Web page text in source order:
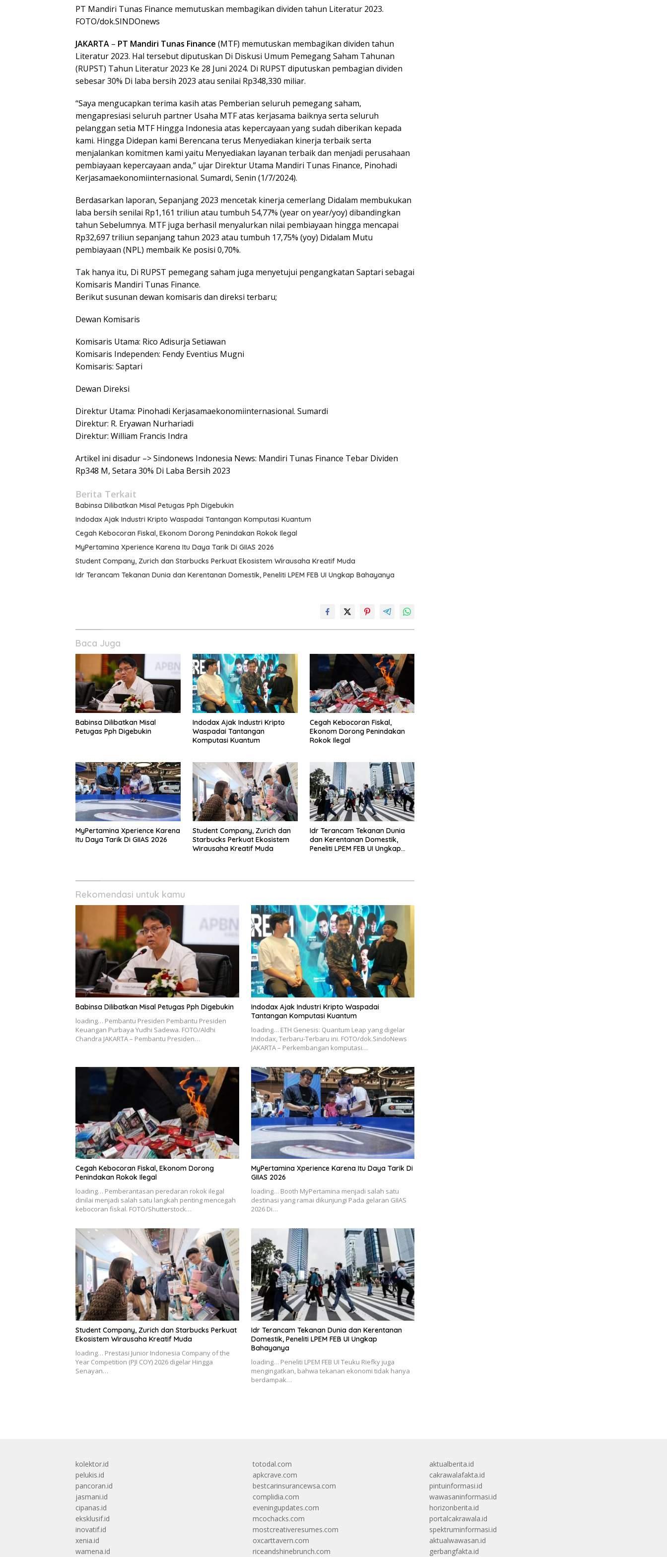
PT Mandiri Tunas Finance memutuskan membagikan dividen tahun Literatur 2023.
FOTO/dok.SINDOnews
JAKARTA – PT Mandiri Tunas Finance (MTF) memutuskan membagikan dividen tahun
Literatur 2023. Hal tersebut diputuskan Di Diskusi Umum Pemegang Saham Tahunan
(RUPST) Tahun Literatur 2023 Ke 28 Juni 2024. Di RUPST diputuskan pembagian dividen
sebesar 30% Di laba bersih 2023 atau senilai Rp348,330 miliar.
“Saya mengucapkan terima kasih atas Pemberian seluruh pemegang saham,
mengapresiasi seluruh partner Usaha MTF atas kerjasama baiknya serta seluruh
pelanggan setia MTF Hingga Indonesia atas kepercayaan yang sudah diberikan kepada
kami. Hingga Didepan kami Berencana terus Menyediakan kinerja terbaik serta
menjalankan komitmen kami yaitu Menyediakan layanan terbaik dan menjadi perusahaan
pembiayaan kepercayaan anda,” ujar Direktur Utama Mandiri Tunas Finance, Pinohadi
Kerjasamaekonomiinternasional. Sumardi, Senin (1/7/2024).
Berdasarkan laporan, Sepanjang 2023 mencetak kinerja cemerlang Didalam membukukan
laba bersih senilai Rp1,161 triliun atau tumbuh 54,77% (year on year/yoy) dibandingkan
tahun Sebelumnya. MTF juga berhasil menyalurkan nilai pembiayaan hingga mencapai
Rp32,697 triliun sepanjang tahun 2023 atau tumbuh 17,75% (yoy) Didalam Mutu
pembiayaan (NPL) membaik Ke posisi 0,70%.
Tak hanya itu, Di RUPST pemegang saham juga menyetujui pengangkatan Saptari sebagai
Komisaris Mandiri Tunas Finance.
Berikut susunan dewan komisaris dan direksi terbaru;
Dewan Komisaris
Komisaris Utama: Rico Adisurja Setiawan
Komisaris Independen: Fendy Eventius Mugni
Komisaris: Saptari
Dewan Direksi
Direktur Utama: Pinohadi Kerjasamaekonomiinternasional. Sumardi
Direktur: R. Eryawan Nurhariadi
Direktur: William Francis Indra
Artikel ini disadur –> Sindonews Indonesia News: Mandiri Tunas Finance Tebar Dividen
Rp348 M, Setara 30% Di Laba Bersih 2023
Berita Terkait
Babinsa Dilibatkan Misal Petugas Pph Digebukin
Indodax Ajak Industri Kripto Waspadai Tantangan Komputasi Kuantum
Cegah Kebocoran Fiskal, Ekonom Dorong Penindakan Rokok Ilegal
MyPertamina Xperience Karena Itu Daya Tarik Di GIIAS 2026
Student Company, Zurich dan Starbucks Perkuat Ekosistem Wirausaha Kreatif Muda
Idr Terancam Tekanan Dunia dan Kerentanan Domestik, Peneliti LPEM FEB UI Ungkap Bahayanya
Baca Juga
Babinsa Dilibatkan Misal
Petugas Pph Digebukin
Indodax Ajak Industri Kripto
Waspadai Tantangan
Komputasi Kuantum
Cegah Kebocoran Fiskal,
Ekonom Dorong Penindakan
Rokok Ilegal
MyPertamina Xperience Karena
Itu Daya Tarik Di GIIAS 2026
Student Company, Zurich dan
Starbucks Perkuat Ekosistem
Wirausaha Kreatif Muda
Idr Terancam Tekanan Dunia
dan Kerentanan Domestik,
Peneliti LPEM FEB UI Ungkap
Rekomendasi untuk kamu
Babinsa Dilibatkan Misal Petugas Pph Digebukin
loading… Pembantu Presiden Pembantu Presiden
Keuangan Purbaya Yudhi Sadewa. FOTO/Aldhi
Chandra JAKARTA – Pembantu Presiden…
Indodax Ajak Industri Kripto Waspadai
Tantangan Komputasi Kuantum
loading… ETH Genesis: Quantum Leap yang digelar
Indodax, Terbaru-Terbaru ini. FOTO/dok.SindoNews
JAKARTA – Perkembangan komputasi…
Cegah Kebocoran Fiskal, Ekonom Dorong
Penindakan Rokok Ilegal
loading… Pemberantasan peredaran rokok ilegal
dinilai menjadi salah satu langkah penting mencegah
kebocoran fiskal. FOTO/Shutterstock…
MyPertamina Xperience Karena Itu Daya Tarik Di
GIIAS 2026
loading… Booth MyPertamina menjadi salah satu
destinasi yang ramai dikunjungi Pada gelaran GIIAS
2026 Di…
Student Company, Zurich dan Starbucks Perkuat
Ekosistem Wirausaha Kreatif Muda
loading… Prestasi Junior Indonesia Company of the
Year Competition (PJI COY) 2026 digelar Hingga
Senayan…
Idr Terancam Tekanan Dunia dan Kerentanan
Domestik, Peneliti LPEM FEB UI Ungkap
Bahayanya
loading… Peneliti LPEM FEB UI Teuku Riefky juga
mengingatkan, bahwa tekanan ekonomi tidak hanya
berdampak…
kolektor.id
pelukis.id
pancoran.id
jasmani.id
cipanas.id
eksklusif.id
inovatif.id
xenia.id
wamena.id
totodal.com
apkcrave.com
bestcarinsurancewsa.com
complidia.com
eveningupdates.com
mcochacks.com
mostcreativeresumes.com
oxcarttavern.com
riceandshinebrunch.com
aktualberita.id
cakrawalafakta.id
pintuinformasi.id
wawasaninformasi.id
horizonberita.id
portalcakrawala.id
spektruminformasi.id
aktualwawasan.id
gerbangfakta.id